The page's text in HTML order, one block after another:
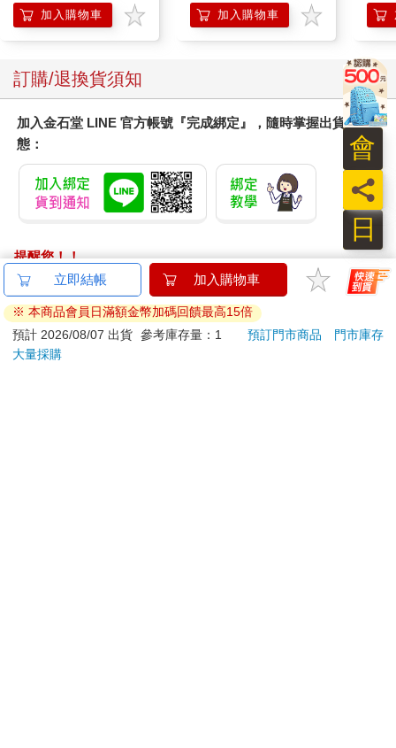
加入購物車 加入購物車
調
滋
訂購/退換貨須知
加入金石堂 LINE 官方帳號『完成綁定』，隨時掌握出貨動
態：
提醒您！！
金石堂及銀行均不會請您操作ATM! 如接獲電話要求您前往
ATM提款機，請不要聽從指示，以免受騙上當！
退換貨須知：
**提醒您，鑑賞期不等於試用期，退回商品須為全新狀態**
立即結帳 加入購物車
※ 本商品會員日滿額金幣加碼回饋最高15倍
預計 2026/08/07 出貨 參考庫存量：1 預訂門市商品
門市庫存
大量採購
日
員
會